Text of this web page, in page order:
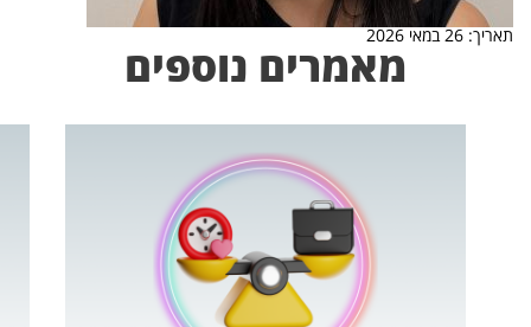
תאריך: 26 במאי 2026
מאמרים נוספים